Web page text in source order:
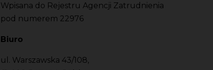
Wpisana do Rejestru Agencji Zatrudnienia
pod numerem 22976
Biuro
ul. Warszawska 43/108,